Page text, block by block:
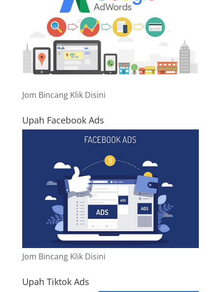
Jom Bincang Klik Disini
Upah Facebook Ads
Jom Bincang Klik Disini
Upah Tiktok Ads